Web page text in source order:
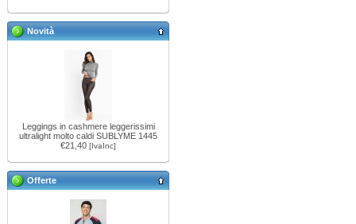
Novità
Leggings in cashmere leggerissimi
ultralight molto caldi SUBLYME 1445
€21,40 [IvaInc]
Offerte